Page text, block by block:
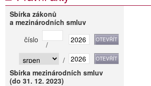
Sbírka zákonů
a mezinárodních smluv
číslo
/
/
Sbírka mezinárodních smluv
(do 31. 12. 2023)